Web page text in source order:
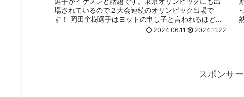
場されているので２大会連続のオリンピック出場で
す！ 岡田奎樹選手はヨットの申し子と言われるほど、
幼少期からヨットに夢中でした。 そこで岡田奎...
2024.06.11 2024.11.22
スポンサ